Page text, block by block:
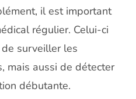
il est important
régulier. Celui-ci
surveiller les
mais aussi de détecter
débutante.